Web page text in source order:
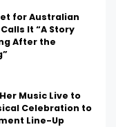
for Australian
It “A Story
After the
Music Live to
Celebration to
Line-Up